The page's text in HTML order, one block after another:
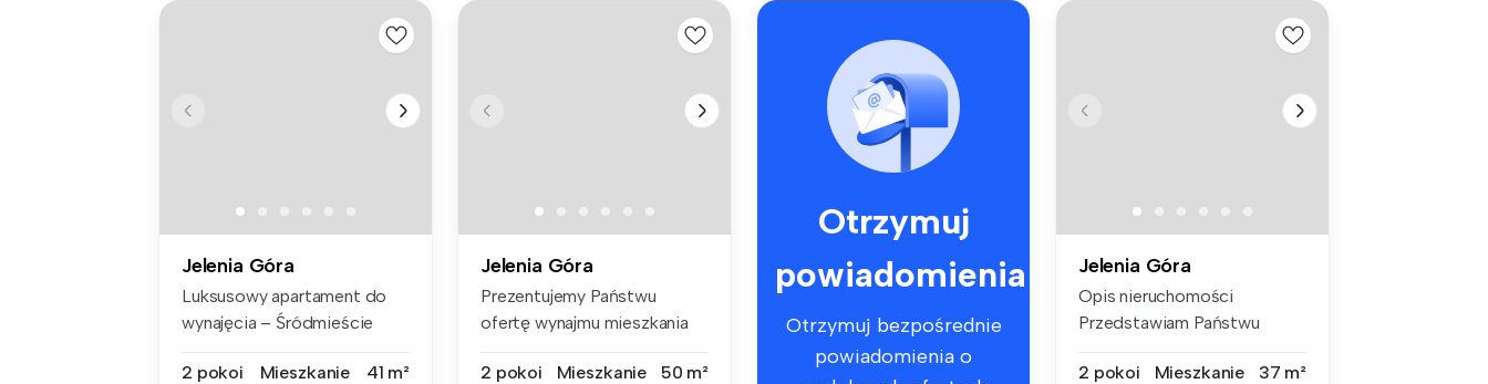
Jelenia Góra
Luksusowy apartament do
wynajęcia – Śródmieście
2 pokoi
Mieszkanie 41 m²
Jelenia Góra
Prezentujemy Państwu
ofertę wynajmu mieszkania
2 pokoi
Mieszkanie 50 m²
Otrzymuj
powiadomienia
Otrzymuj bezpośrednie
powiadomienia o
Jelenia Góra
Opis nieruchomości
Przedstawiam Państwu
2 pokoi
Mieszkanie 37 m²